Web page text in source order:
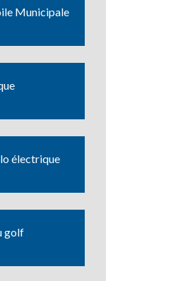
Municipale
électrique
golf